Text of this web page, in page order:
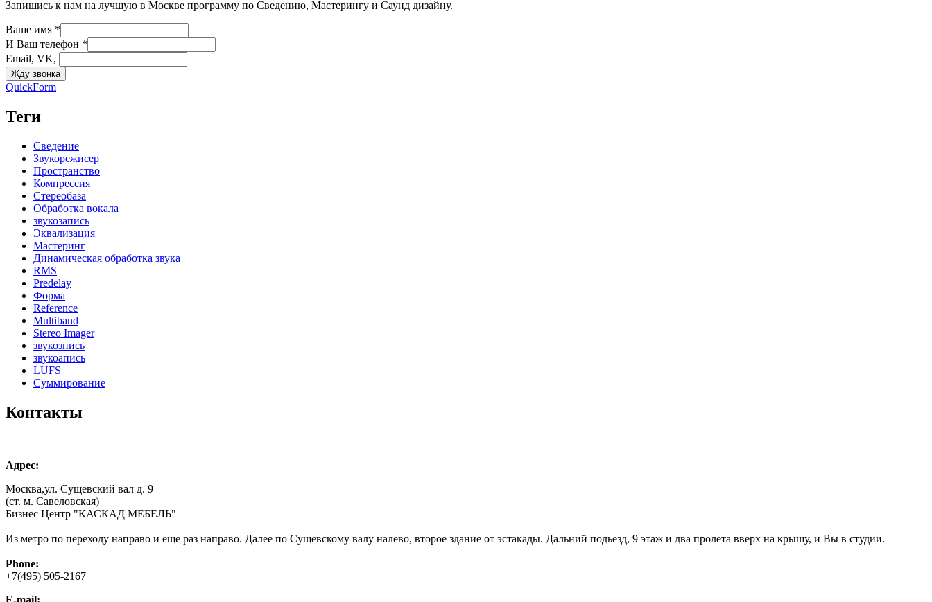
Запишись к нам на лучшую в Москве программу по Сведению, Мастерингу и Саунд дизайну.
Ваше имя *
И Ваш телефон *
Email, VK,
QuickForm
Теги
Сведение
Звукорежисер
Пространство
Компрессия
Стереобаза
Обработка вокала
звукозапись
Эквализация
Мастеринг
Динамическая обработка звука
RMS
Predelay
Форма
Reference
Multiband
Stereo Imager
звукозпись
звукоапись
LUFS
Суммирование
Контакты
Адрес:
Москва,ул. Сущевский вал д. 9
(ст. м. Савеловская)
Бизнес Центр "КАСКАД МЕБЕЛЬ"
Из метро по переходу направо и еще раз направо. Далее по Сущевскому валу налево, второе здание от эстакады. Дальний подьезд, 9 этаж и два пролета вверх на крышу, и Вы в студии.
Phone:
+7(495) 505-2167
E-mail: